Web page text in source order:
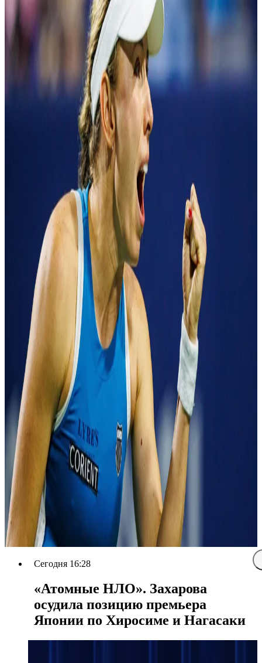
Сегодня 16:28
«Атомные НЛО». Захарова
осудила позицию премьера
Японии по Хиросиме и Нагасаки